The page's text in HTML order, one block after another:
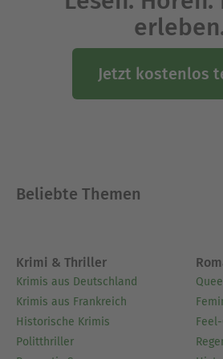
Jetzt kostenlos
Beliebte Themen
Krimi & Thriller
Krimis aus Deutschland
Krimis aus Frankreich
Historische Krimis
Politthriller